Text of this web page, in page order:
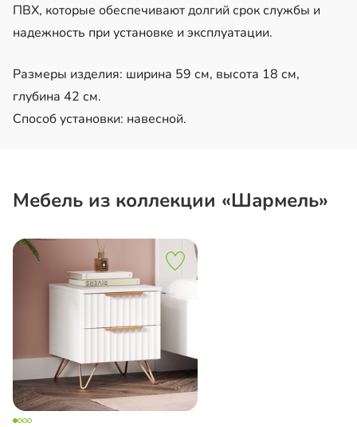
ПВХ, которые обеспечивают долгий срок службы и
надежность при установке и эксплуатации.
Размеры изделия: ширина 59 см, высота 18 см,
глубина 42 см.
Способ установки: навесной.
Мебель из коллекции «Шармель»